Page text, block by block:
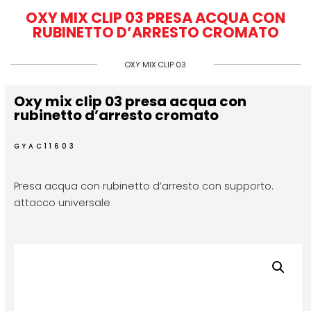
OXY MIX CLIP 03 PRESA ACQUA CON
RUBINETTO D’ARRESTO CROMATO
OXY MIX CLIP 03
Oxy mix clip 03 presa acqua con
rubinetto d’arresto cromato
GYAC11603
Presa acqua con rubinetto d’arresto con supporto.
attacco universale